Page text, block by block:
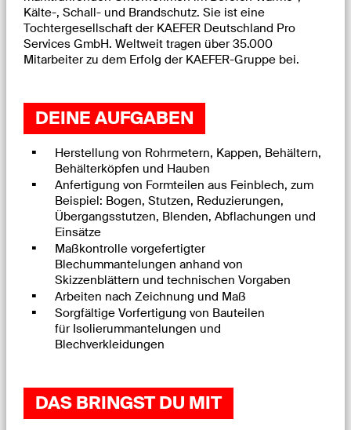
Kälte-, Schall- und Brandschutz. Sie ist eine
Tochtergesellschaft der KAEFER Deutschland Pro
Services GmbH. Weltweit tragen über 35.000
Mitarbeiter zu dem Erfolg der KAEFER-Gruppe bei.
DEINE AUFGABEN
Herstellung von Rohrmetern, Kappen, Behältern,
Behälterköpfen und Hauben
Anfertigung von Formteilen aus Feinblech, zum
Beispiel: Bogen, Stutzen, Reduzierungen,
Übergangsstutzen, Blenden, Abflachungen und
Einsätze
Maßkontrolle vorgefertigter
Blechummantelungen anhand von
Skizzenblättern und technischen Vorgaben
Arbeiten nach Zeichnung und Maß
Sorgfältige Vorfertigung von Bauteilen
für Isolierummantelungen und
Blechverkleidungen
DAS BRINGST DU MIT